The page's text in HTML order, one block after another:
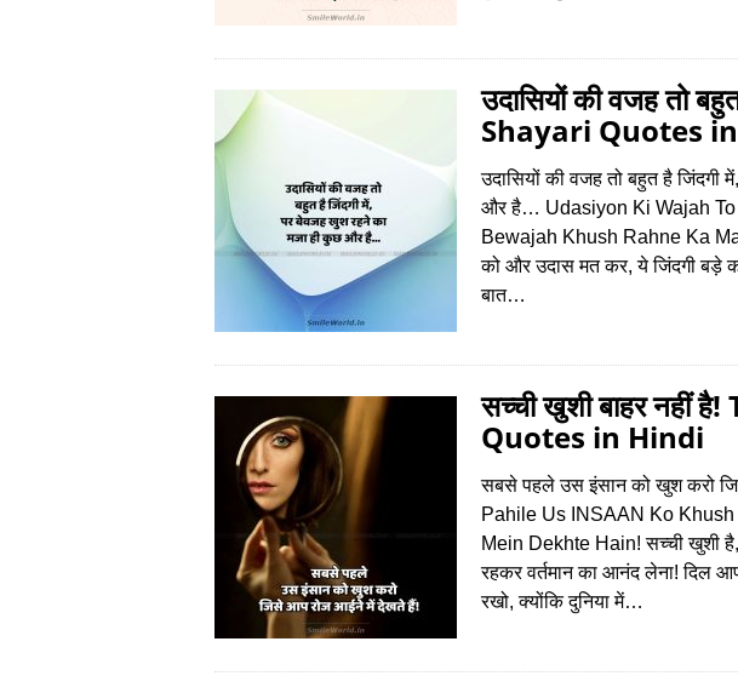
उदासियों की वजह तो
Shayari Quotes
उदासियों की वजह तो बहुत है
और है… Udasiyon Ki Wajah
Bewajah Khush Rahne Ka
को और उदास मत कर, ये जिंदगी बड़े
बात…
सच्ची खुशी बाहर नहीं
Quotes in Hindi
सबसे पहले उस इंसान को खुश करो
Pahile Us INSAAN Ko
Mein Dekhte Hain! सच्ची खुशी है,
रहकर वर्तमान का आनंद लेना! दिल
रखो, क्योंकि दुनिया में…